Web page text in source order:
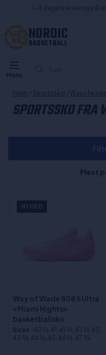
1-4 dagers levering på
NORDIC
BASKETBALL
Menu
Hjem / Sportssko / Wayofwade
SPORTSSKO FRA
NYHED
Way of Wade 808 5 Ultra
«Miami Nights»
basketballsko
Sizes :40 1⁄3, 41, 41 2⁄3, 42 1⁄3, 43,
43 2⁄3, 44 1⁄3, 45, 46 1⁄3, 47 2⁄3
Mest